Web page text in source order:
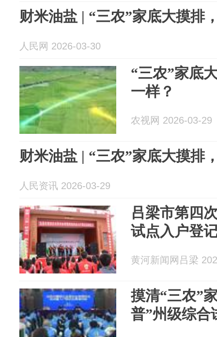
财米油盐 | “三农”家底大摸排
人民网 2026-03-30
“三农”家底
一样？
农视网 2026-03-29
财米油盐 | “三农”家底大摸排
人民资讯 2026-03-29
吕梁市第四
试点入户登
黄河新闻网吕梁
摸清“三农”
普”州级综合